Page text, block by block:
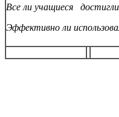
Все ли учащиеся
Эффективно ли